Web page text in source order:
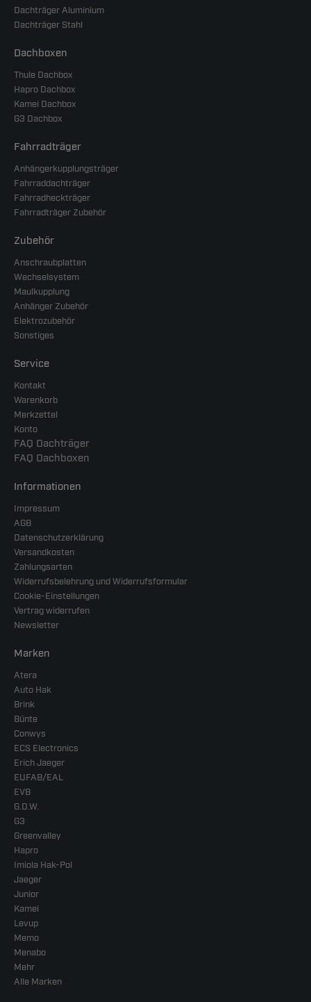
Dachträger Aluminium
Dachträger Stahl
Dachboxen
Thule Dachbox
Hapro Dachbox
Kamei Dachbox
G3 Dachbox
Fahrradträger
Anhängerkupplungsträger
Fahrraddachträger
Fahrradheckträger
Fahrradträger Zubehör
Zubehör
Anschraubplatten
Wechselsystem
Maulkupplung
Anhänger Zubehör
Elektrozubehör
Sonstiges
Service
Kontakt
Warenkorb
Merkzettel
Konto
FAQ Dachträger
FAQ Dachboxen
Informationen
Impressum
AGB
Datenschutzerklärung
Versandkosten
Zahlungsarten
Widerrufsbelehrung und Widerrufsformular
Cookie-Einstellungen
Vertrag widerrufen
Newsletter
Marken
Atera
Auto Hak
Brink
Bünte
Conwys
ECS Electronics
Erich Jaeger
EUFAB/EAL
EVB
G.D.W.
G3
Greenvalley
Hapro
Imiola Hak-Pol
Jaeger
Junior
Kamei
Levup
Memo
Menabo
Mehr
Alle Marken